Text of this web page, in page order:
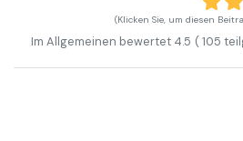
(Klicken Sie, um diesen
Im Allgemeinen bewertet 4.5 ( 105